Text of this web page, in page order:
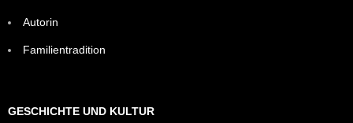
Autorin
Familientradition
GESCHICHTE UND KULTUR